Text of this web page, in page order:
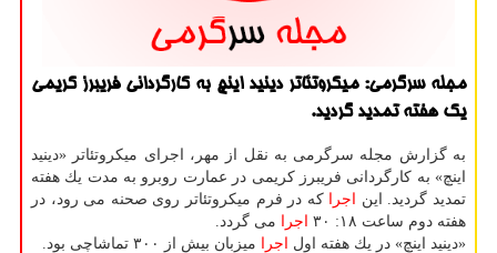
مجله سرگرمی: میكروتئاتر دینید اینچ به كارگردانی فریبرز كریمی
یك هفته تمدید گردید.
به گزارش مجله سرگرمی به نقل از مهر، اجرای میكروتئاتر «دینید
اینچ» به كارگردانی فریبرز كریمی در عمارت روبرو به مدت یك هفته
تمدید گردید. این
اجرا
كه در فرم میكروتئاتر روی صحنه می رود، در
هفته دوم ساعت ۱۸: ۳۰
اجرا
می گردد.
«دینید اینچ» در یك هفته اول
اجرا
میزبان بیش از ۳۰۰ تماشاچی بود.